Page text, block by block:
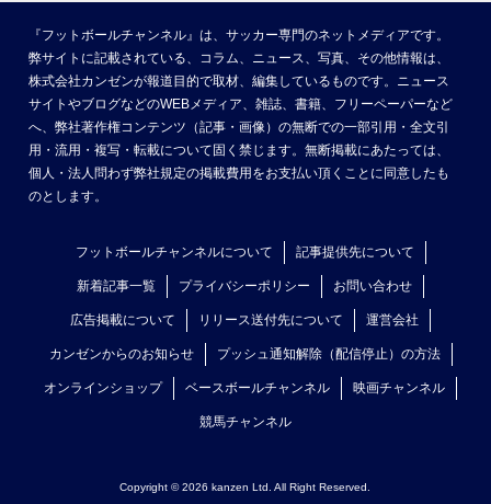
『フットボールチャンネル』は、サッカー専門のネットメディアです。
弊サイトに記載されている、コラム、ニュース、写真、その他情報は、
株式会社カンゼンが報道目的で取材、編集しているものです。ニュース
サイトやブログなどのWEBメディア、雑誌、書籍、フリーペーパーなど
へ、弊社著作権コンテンツ（記事・画像）の無断での一部引用・全文引
用・流用・複写・転載について固く禁じます。無断掲載にあたっては、
個人・法人問わず弊社規定の掲載費用をお支払い頂くことに同意したも
のとします。
フットボールチャンネルについて 記事提供先について
新着記事一覧 プライバシーポリシー お問い合わせ
広告掲載について リリース送付先について 運営会社
カンゼンからのお知らせ プッシュ通知解除（配信停止）の方法
オンラインショップ ベースボールチャンネル 映画チャンネル
競馬チャンネル
Copyright © 2026 kanzen Ltd. All Right Reserved.